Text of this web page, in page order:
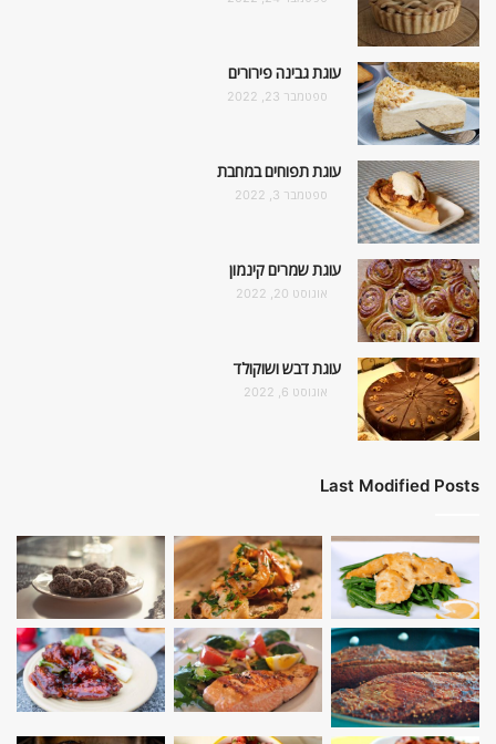
עוגת גבינה פירורים
ספטמבר 23, 2022
עוגת תפוחים במחבת
ספטמבר 3, 2022
עוגת שמרים קינמון
אוגוסט 20, 2022
עוגת דבש ושוקולד
אוגוסט 6, 2022
Last Modified Posts